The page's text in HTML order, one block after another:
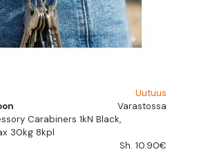
Uutuus
Varastossa
Carabiners 1kN Black,
30kg 8kpl
Sh. 10.90€